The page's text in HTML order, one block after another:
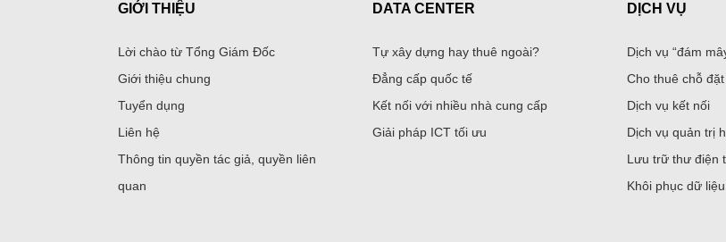
GIỚI THIỆU
Lời chào từ Tổng Giám Đốc
Giới thiệu chung
Tuyển dụng
Liên hệ
Thông tin quyền tác giả, quyền liên
quan
DATA CENTER
Tự xây dựng hay thuê ngoài?
Đẳng cấp quốc tế
Kết nối với nhiều nhà cung cấp
Giải pháp ICT tối ưu
DỊCH VỤ
Dịch vụ “đám
Cho thuê chỗ
Dịch vụ kết nối
Dịch vụ quản trị
Lưu trữ thư điện
Khôi phục dữ liệu